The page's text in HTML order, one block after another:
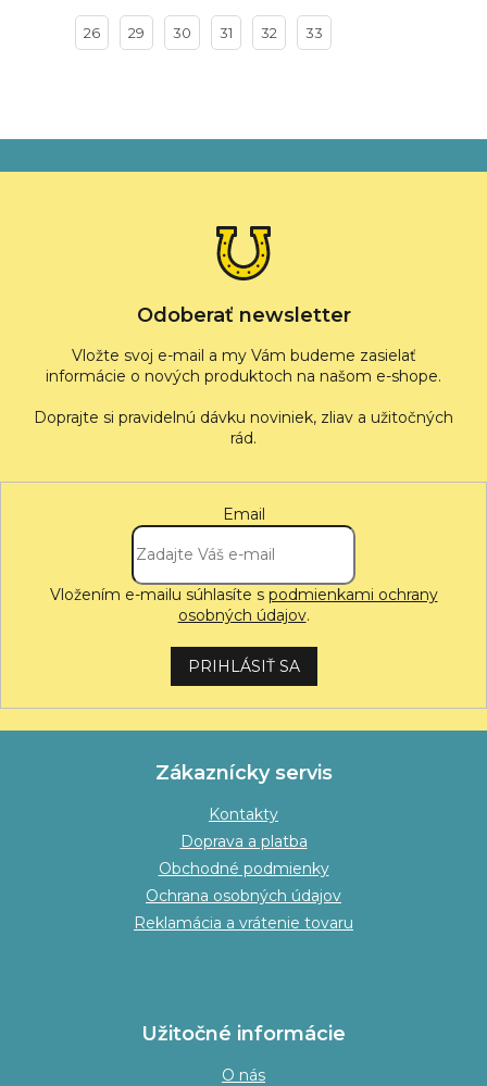
26 29 30 31 32 33
á
Odoberať newsletter
Vložte svoj e-mail a my Vám budeme zasielať
informácie o nových produktoch na našom e-shope.
Email
Vložením e-mailu súhlasíte s podmienkami ochrany
osobných údajov.
PRIHLÁSIŤ SA
Zákaznícky servis
Kontakty
Doprava a platba
Obchodné podmienky
Ochrana osobných údajov
Reklamácia a vrátenie tovaru
Užitočné informácie
O nás